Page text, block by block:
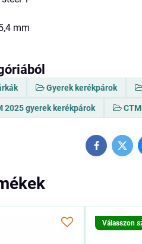
mm
Gyerek kerékpárok
2025 gyerek kerékpárok
Facebook
Válasszon